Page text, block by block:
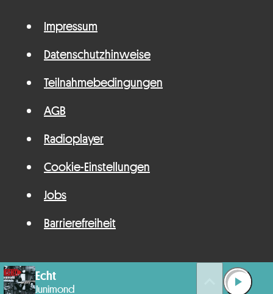
Impressum
Datenschutzhinweise
Teilnahmebedingungen
AGB
Radioplayer
Cookie-Einstellungen
Jobs
Barrierefreiheit
Echt
Junimond play_arrow